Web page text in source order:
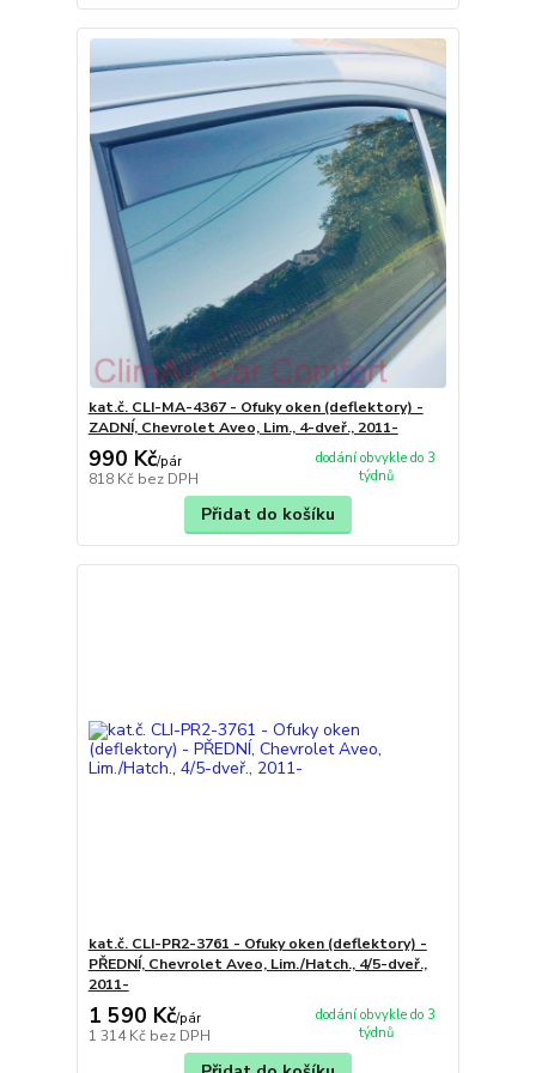
kat.č. CLI-MA-4367 - Ofuky oken (deflektory) -
ZADNÍ, Chevrolet Aveo, Lim., 4-dveř., 2011-
990 Kč/pár
818 Kč bez DPH
dodání obvykle do 3
týdnů
Přidat do košíku
kat.č. CLI-PR2-3761 - Ofuky oken (deflektory) -
PŘEDNÍ, Chevrolet Aveo, Lim./Hatch., 4/5-dveř.,
2011-
1 590 Kč/pár
1 314 Kč bez DPH
dodání obvykle do 3
týdnů